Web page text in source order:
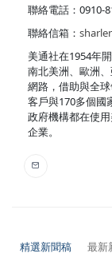
聯絡電話：0910-
聯絡信箱：
美通社在1954年
南北美洲、歐洲
網路，借助與全
客戶與170多個國
政府機構都在使
企業。
精選新聞稿 最新